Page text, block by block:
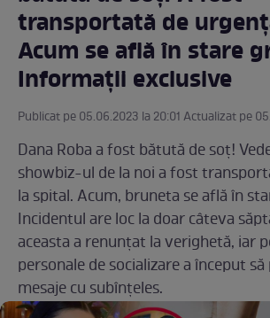
transportată de
Acum se află în stare
Informații exclusive
Publicat pe 05.06.2023 la 20:01 Actualizat pe
Dana Roba a fost bătută de soț!
showbiz-ul de la noi a fost
la spital. Acum, bruneta se află în
Incidentul are loc la doar câteva
aceasta a renunțat la verighetă, iar
personale de socializare a început
mesaje cu subînțeles.